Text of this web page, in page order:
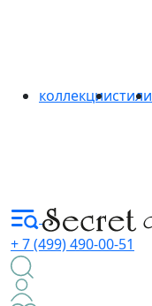
коллекциистили
+ 7 (499) 490-00-51